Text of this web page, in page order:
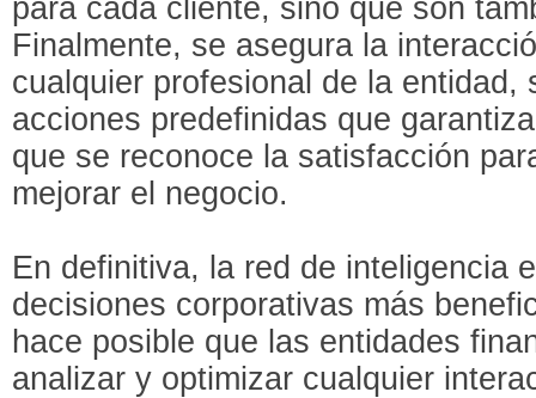
para cada cliente, sino que son
Finalmente, se asegura la
cualquier profesional de la entidad,
acciones predefinidas que
que se reconoce la satisfacción
mejorar el negocio.
En definitiva, la red de inteligencia
decisiones corporativas más
hace posible que las entidades
analizar y optimizar cualquier